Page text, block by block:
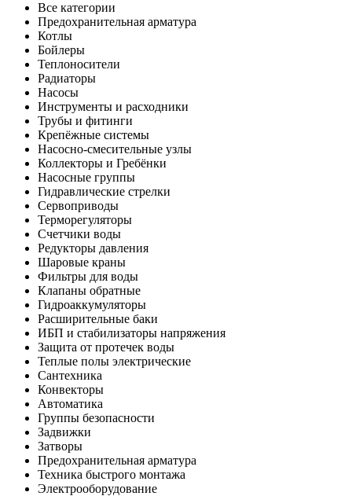
Все категории
Предохранительная арматура
Котлы
Бойлеры
Теплоносители
Радиаторы
Насосы
Инструменты и расходники
Трубы и фитинги
Крепёжные системы
Насосно-смесительные узлы
Коллекторы и Гребёнки
Насосные группы
Гидравлические стрелки
Сервоприводы
Терморегуляторы
Счетчики воды
Редукторы давления
Шаровые краны
Фильтры для воды
Клапаны обратные
Гидроаккумуляторы
Расширительные баки
ИБП и стабилизаторы напряжения
Защита от протечек воды
Теплые полы электрические
Сантехника
Конвекторы
Автоматика
Группы безопасности
Задвижки
Затворы
Предохранительная арматура
Техника быстрого монтажа
Электрооборудование